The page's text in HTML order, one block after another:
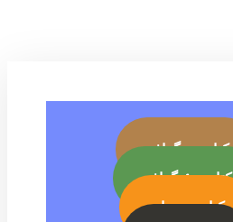
کتاب بیوگرافی
کتاب جئوگرافی
کتاب رمز ارز